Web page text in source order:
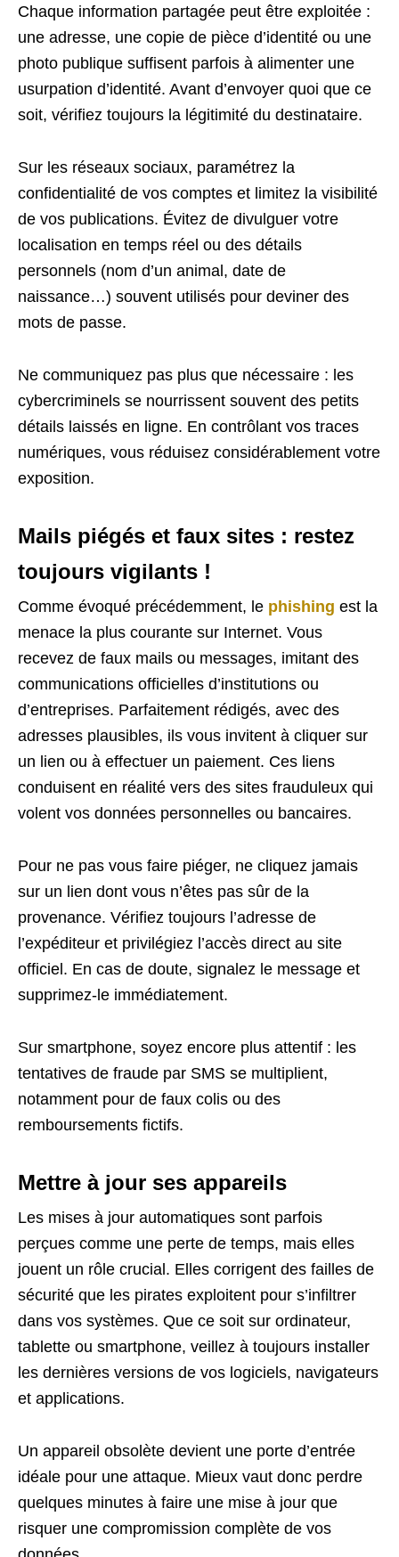
Chaque information partagée peut être exploitée :
une adresse, une copie de pièce d’identité ou une
photo publique suffisent parfois à alimenter une
usurpation d’identité. Avant d’envoyer quoi que ce
soit, vérifiez toujours la légitimité du destinataire.
Sur les réseaux sociaux, paramétrez la
confidentialité de vos comptes et limitez la visibilité
de vos publications. Évitez de divulguer votre
localisation en temps réel ou des détails
personnels (nom d’un animal, date de
naissance…) souvent utilisés pour deviner des
mots de passe.
Ne communiquez pas plus que nécessaire : les
cybercriminels se nourrissent souvent des petits
détails laissés en ligne. En contrôlant vos traces
numériques, vous réduisez considérablement votre
exposition.
Mails piégés et faux sites : restez
toujours vigilants !
Comme évoqué précédemment, le phishing est la
menace la plus courante sur Internet. Vous
recevez de faux mails ou messages, imitant des
communications officielles d’institutions ou
d’entreprises. Parfaitement rédigés, avec des
adresses plausibles, ils vous invitent à cliquer sur
un lien ou à effectuer un paiement. Ces liens
conduisent en réalité vers des sites frauduleux qui
volent vos données personnelles ou bancaires.
Pour ne pas vous faire piéger, ne cliquez jamais
sur un lien dont vous n’êtes pas sûr de la
provenance. Vérifiez toujours l’adresse de
l’expéditeur et privilégiez l’accès direct au site
officiel. En cas de doute, signalez le message et
supprimez-le immédiatement.
Sur smartphone, soyez encore plus attentif : les
tentatives de fraude par SMS se multiplient,
notamment pour de faux colis ou des
remboursements fictifs.
Mettre à jour ses appareils
Les mises à jour automatiques sont parfois
perçues comme une perte de temps, mais elles
jouent un rôle crucial. Elles corrigent des failles de
sécurité que les pirates exploitent pour s’infiltrer
dans vos systèmes. Que ce soit sur ordinateur,
tablette ou smartphone, veillez à toujours installer
les dernières versions de vos logiciels, navigateurs
et applications.
Un appareil obsolète devient une porte d’entrée
idéale pour une attaque. Mieux vaut donc perdre
quelques minutes à faire une mise à jour que
risquer une compromission complète de vos